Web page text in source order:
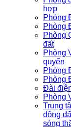
hợp
Phòng
Phòng
Phòng
đất
Phòng
quyển
Phòng
Phòng
Đài
Phòng
Trung
động
sóng